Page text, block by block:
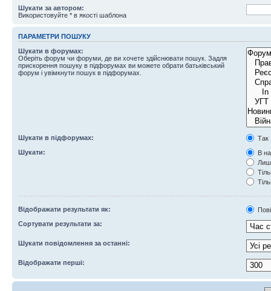
Шукати за автором:
Використовуйте * в якості шаблона
ПАРАМЕТРИ ПОШУКУ
Шукати в форумах:
Оберіть форум чи форуми, де ви хочете здійснювати пошук. Задля
прискорення пошуку в підфорумах ви можете обрати батьківський
форум і увімкнути пошук в підфорумах.
Шукати в підфорумах:
Так
Шукати:
В
Відображати результати як:
Сортувати результати за:
Шукати повідомлення за останні:
Відображати перші: